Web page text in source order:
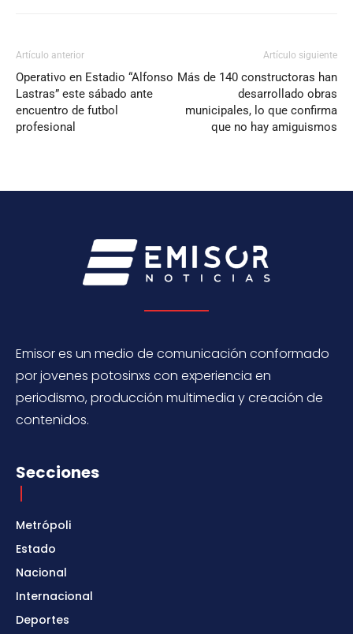
Artículo anterior
Operativo en Estadio “Alfonso
Lastras” este sábado ante
encuentro de futbol
profesional
Artículo siguiente
Más de 140 constructoras han
desarrollado obras
municipales, lo que confirma
que no hay amiguismos
Emisor es un medio de comunicación conformado
por jovenes potosinxs con experiencia en
periodismo, producción multimedia y creación de
contenidos.
Secciones
Metrópoli
Estado
Nacional
Internacional
Deportes